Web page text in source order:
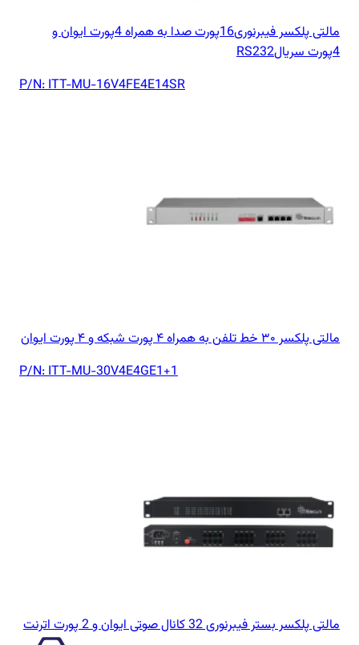
مالتی پلکسر فیبرنوری16پورت صدا به همراه 4پورت ایوان و
4پورت سریالRS232
P/N:ITT-MU-16V4FE4E14SR
مالتی پلکسر ۳۰ خط تلفن به همراه ۴ پورت شبکه و ۴ پورت ایوان
P/N:ITT-MU-30V4E4GE1+1
مالتی پلکسر بستر فیبرنوری 32 کانال صوتی ایوان و 2 پورت اترنت